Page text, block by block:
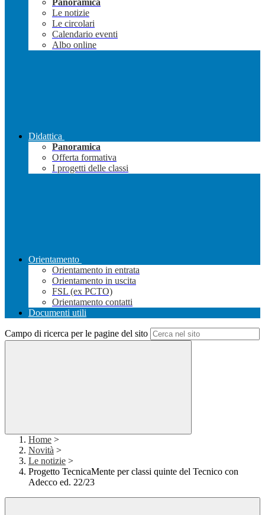
Panoramica
Le notizie
Le circolari
Calendario eventi
Albo online
Didattica
Panoramica
Offerta formativa
I progetti delle classi
Orientamento
Orientamento in entrata
Orientamento in uscita
FSL (ex PCTO)
Orientamento contatti
Documenti utili
Campo di ricerca per le pagine del sito
Home >
Novità >
Le notizie >
Progetto TecnicaMente per classi quinte del Tecnico con
Adecco ed. 22/23